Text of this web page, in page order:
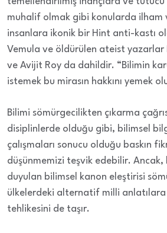
muhalif olmak gibi konularda ilham
insanlara ikonik bir Hint anti-kastı
Vemula ve öldürülen ateist
ve Avijit Roy da dahildir. “Bilimin
istemek bu mirasın hakkını yemek
Bilimi sömürgecilikten çıkarma
disiplinlerde olduğu gibi, bilimsel
çalışmaları sonucu olduğu baskın
düşünmemizi teşvik edebilir.
duyulan bilimsel kanon eleştirisi
ülkelerdeki alternatif milli
tehlikesini de taşır.